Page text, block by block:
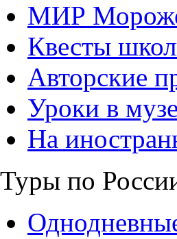
МИР
Квесты
Авторские
Уроки в
На
Туры по